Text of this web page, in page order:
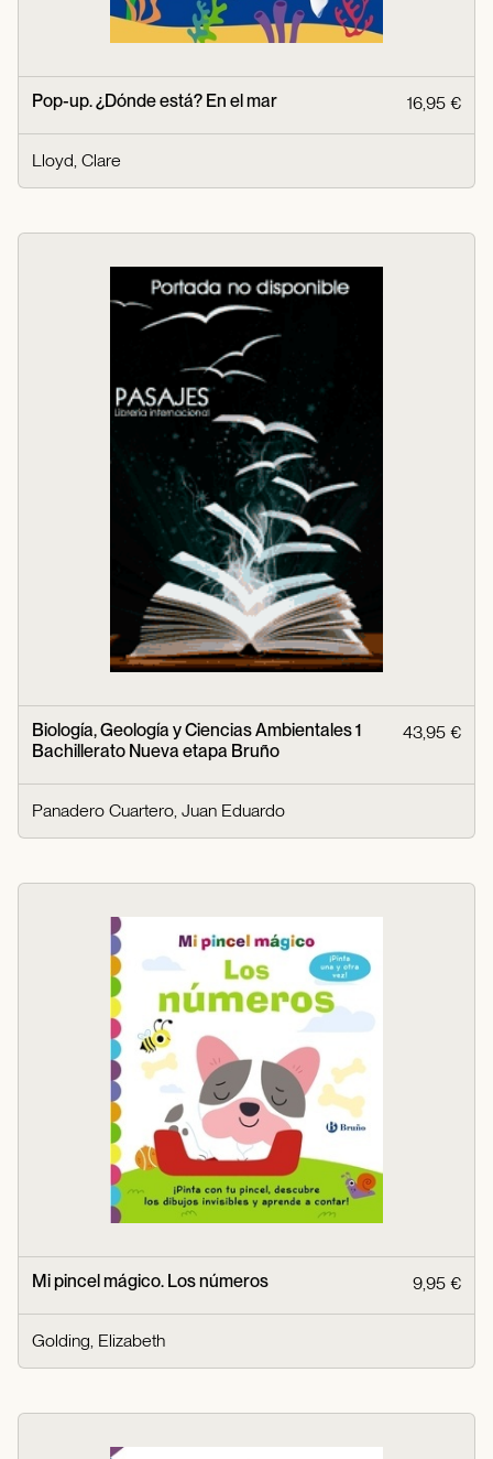
Pop-up. ¿Dónde está? En el mar 16,95 €
Lloyd, Clare
Biología, Geología y Ciencias Ambientales 1
Bachillerato Nueva etapa Bruño
43,95 €
Panadero Cuartero, Juan Eduardo
Mi pincel mágico. Los números 9,95 €
Golding, Elizabeth